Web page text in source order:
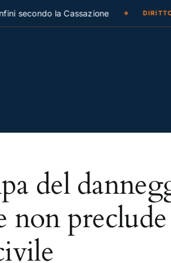
secondo la Cassazione DIRITTO
del
non preclude